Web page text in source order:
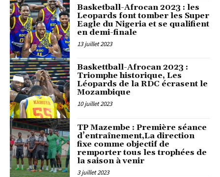
Basketball-Afrocan 2023 : les
Leopards font tomber les Super
Eagle du Nigeria et se qualifient
en demi-finale
13 juillet 2023
Baskettball-Afrocan 2023 :
Triomphe historique, Les
Léopards de la RDC écrasent le
Mozambique
10 juillet 2023
TP Mazembe : Première séance
d’entraînement,La direction
fixe comme objectif de
remporter tous les trophées de
la saison à venir
3 juillet 2023